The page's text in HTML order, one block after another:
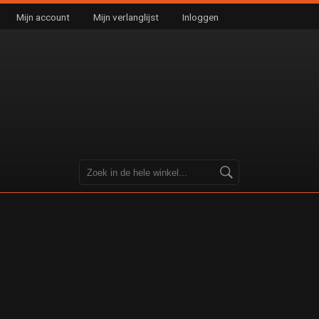
Mijn account Mijn verlanglijst Inloggen